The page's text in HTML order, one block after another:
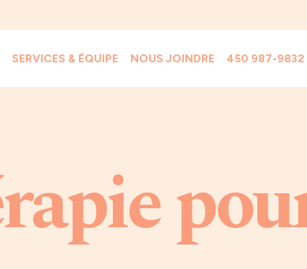
SERVICES & ÉQUIPE NOUS JOINDRE 450 987-9832